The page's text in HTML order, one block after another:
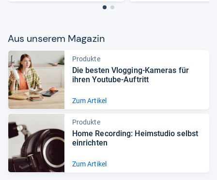
Aus unse­rem Maga­zin
Produkte
Die bes­ten Vlog­ging-​Kame­ras für
ihren You­tube-​Auf­tritt
Zum Artikel
Produkte
Home Recor­ding: Heim­stu­dio selbst
ein­rich­ten
Zum Artikel